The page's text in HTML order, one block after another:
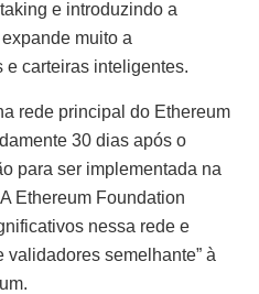
e introduzindo a
muito a
carteiras inteligentes.
rede principal do Ethereum
30 dias após o
para ser implementada na
Ethereum Foundation
nessa rede e
validadores semelhante” à